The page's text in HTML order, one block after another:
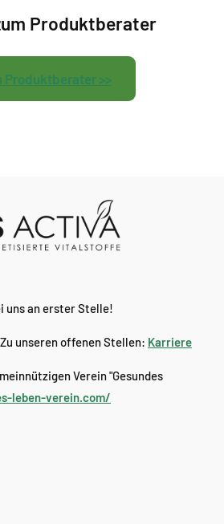
Produktberater
Produktberater >>
uns an erster Stelle!
unseren offenen Stellen: Karriere
Verein "Gesundes
leben-verein.com/